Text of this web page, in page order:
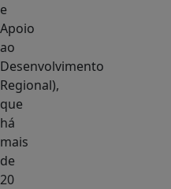
e
Apoio
ao
Desenvolvimento
Regional),
que
há
mais
de
20